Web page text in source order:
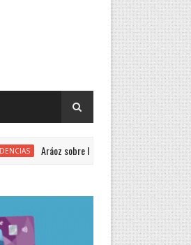
Aráoz sobre la Feria de Ciencias: “Año a año